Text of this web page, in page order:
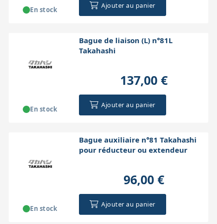
Ajouter au panier
En stock
Bague de liaison (L) n°81L
Takahashi
137,00 €
Ajouter au panier
En stock
Bague auxiliaire n°81 Takahashi
pour réducteur ou extendeur
96,00 €
Ajouter au panier
En stock